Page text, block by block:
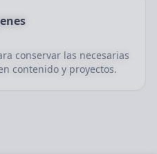
conservar las necesarias
contenido y proyectos.